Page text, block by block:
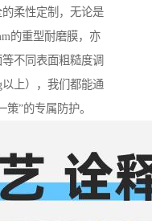
柔性定制，无论是
的重型耐磨膜，亦
不同表面粗糙度调
上），我们都能通
”的专属防护。